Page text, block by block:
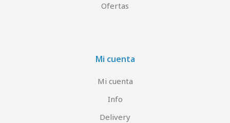
Ofertas
Mi cuenta
Mi cuenta
Info
Delivery